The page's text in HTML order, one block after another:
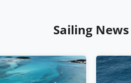
Sailing News